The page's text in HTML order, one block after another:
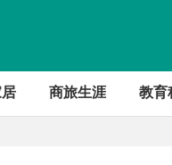
商旅生涯 教育